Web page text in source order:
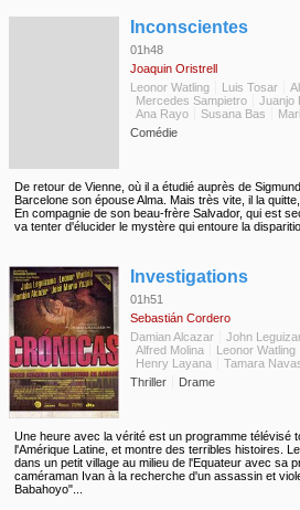
Inconscientes
01h48
Joaquin Oristrell
Leonor Watling
Luis Tosar
Mercedes Sampietro
Juanjo
Ana Rayo
Susana Bas
Comédie
De retour de Vienne, où il a étudié auprès de
Barcelone son épouse Alma. Mais très vite, il la
En compagnie de son beau-frère Salvador, qui est
va tenter d'élucider le mystère qui entoure la
Investigations
01h51
Sebastián Cordero
Damian Alcazar
John
Alfred Molina
Leonor Watling
Henry Layana
Tamara
Thriller
Drame
Une heure avec la vérité est un programme télévisé
l'Amérique Latine, et montre des terribles histoires.
dans un petit village au milieu de l'Equateur avec sa
caméraman Ivan à la recherche d'un assassin et
Babahoyo"...